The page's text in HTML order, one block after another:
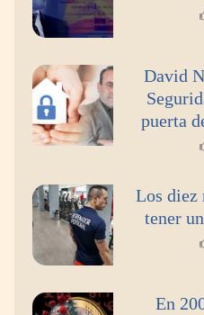
experiencia desde
anochecer con cocina
David
puerta
Los diez
tener
En